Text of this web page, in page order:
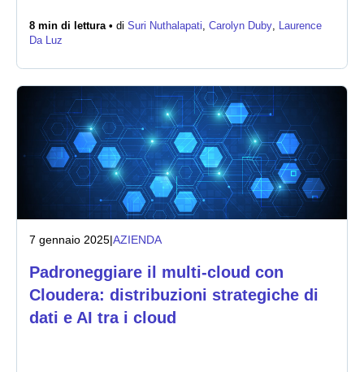
8 min di lettura • di Suri Nuthalapati, Carolyn Duby, Laurence
Da Luz
7 gennaio 2025|AZIENDA
Padroneggiare il multi-cloud con
Cloudera: distribuzioni strategiche di
dati e AI tra i cloud